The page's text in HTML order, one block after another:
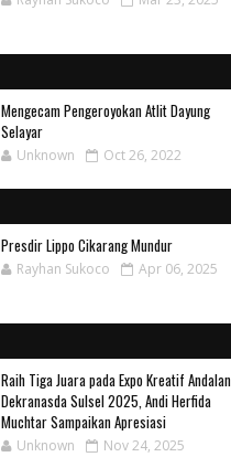
Mengecam Pengeroyokan Atlit Dayung
Selayar
Unknown Oct 26, 2022
Presdir Lippo Cikarang Mundur
Rayhan Sukoco Apr 06, 2025
Raih Tiga Juara pada Expo Kreatif Andalan
Dekranasda Sulsel 2025, Andi Herfida
Muchtar Sampaikan Apresiasi
Unknown Nov 24, 2025